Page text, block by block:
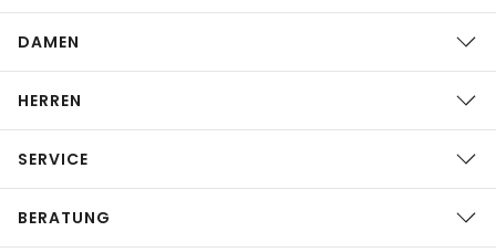
DAMEN
HERREN
SERVICE
BERATUNG